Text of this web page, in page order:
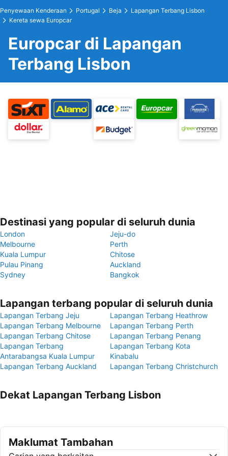
Penyewaan Kenderaan Portugal Beja
Lapangan Terbang Lisbon
Kereta sewa Europcar
Europcar di Lapangan
Terbang Lisbon
Destinasi yang popular di seluruh dunia
London
Jeju-do
Melbourne
Perth
Kuala Lumpur
Chitose
Pulau Pinang
Auckland
Sydney
Bangkok
Lapangan terbang popular di seluruh dunia
Lapangan Terbang Jeju
Lapangan Terbang Heathrow
Lapangan Terbang Melbourne
Lapangan Terbang Perth
Lapangan Terbang Chitose
Lapangan Terbang Penang
Lapangan Terbang
Antarabangsa Kuala Lumpur
Lapangan Terbang Kota
Kinabalu
Lapangan Terbang Auckland
Lapangan Terbang Christchurch
Dekat Lapangan Terbang Lisbon
Maklumat Tambahan